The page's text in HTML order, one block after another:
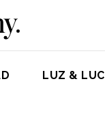
LUZ &